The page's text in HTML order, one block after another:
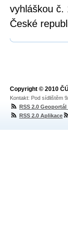
vyhláškou č.
České
Copyright © 2010
Kontakt: Pod sídlištěm
RSS 2.0 Geoportál
RSS 2.0 Aplikace